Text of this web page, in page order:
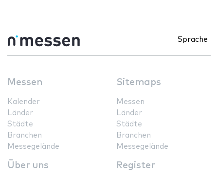
Sprache
Messen
Kalender
Länder
Städte
Branchen
Messegelände
Sitemaps
Messen
Länder
Städte
Branchen
Messegelände
Über uns Register